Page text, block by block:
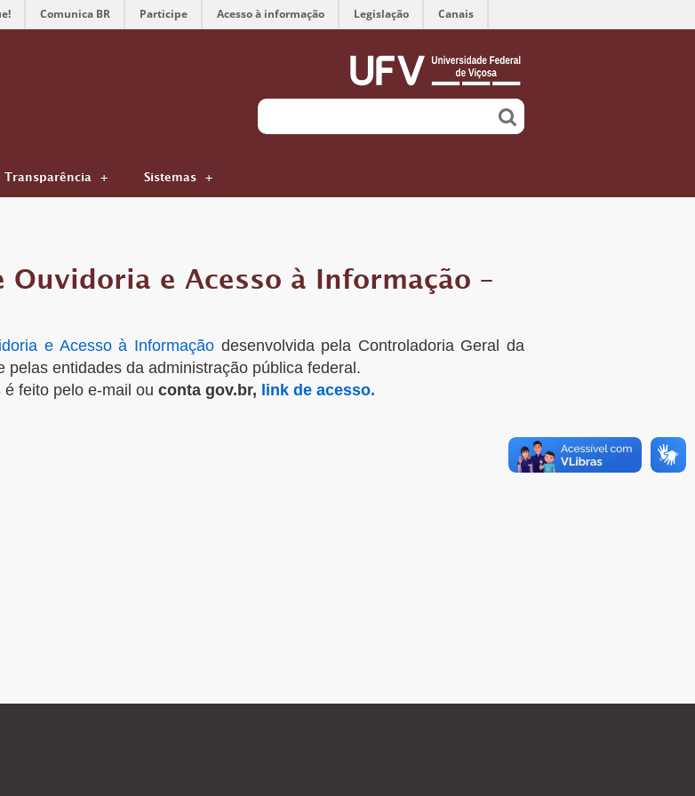
Comunica BR Participe Acesso à informação Legislação Canais
Transparência Sistemas
e Acesso à Informação –
e Acesso à Informaçãodesenvolvida pela Controladoria Geral da
entidades da administração pública federal.
é feito pelo e-mail ou conta gov.br, link de acesso.